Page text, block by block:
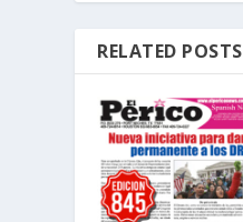
RELATED POSTS